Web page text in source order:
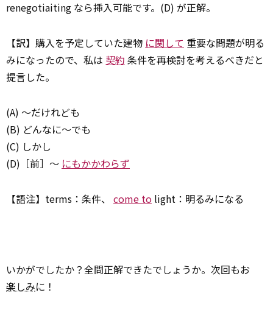
renegotiaiting なら挿入可能です。(D) が正解。
【訳】購入を予定していた建物 に関して 重要な問題が明る
みになったので、私は 契約 条件を再検討を考えるべきだと
提言した。
(A) ～だけれども
(B) どんなに～でも
(C) しかし
(D)［前］～ にもかかわらず
【語注】terms：条件、 come to light：明るみになる
いかがでしたか？全問正解できたでしょうか。次回もお
楽しみに！